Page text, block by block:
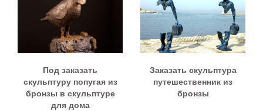
Под заказать
скульптуру попугая из
бронзы в скульптуре
для дома
Заказать скульптура
путешественник из
бронзы